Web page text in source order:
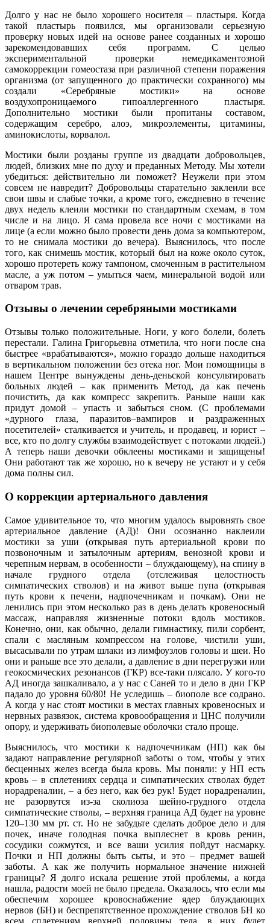
Долго у нас не было хорошего носителя – пластыря. Когда
такой пластырь появился, мы организовали серьезную
проверку новых идей на основе ранее созданных и хорошо
зарекомендовавших себя программ. С целью
экспериментальной проверки немедикаментозной
самокоррекции гомеостаза при различной степени поражения
организма (от запущенного до практически сохранного) мы
создали «Серебряные мостики» на основе
воздухопроницаемого гипоаллергенного пластыря.
Дополнительно мостики были пропитаны составом,
содержащим серебро, алоэ, микроэлементы, цитамины,
аминокислоты, корвалол.
Мостики были розданы группе из двадцати добровольцев,
людей, близких мне по духу и преданных Методу. Мы хотели
убедиться: действительно ли поможет? Неужели при этом
совсем не навредит? Добровольцы старательно заклеили все
свои швы и слабые точки, а кроме того, ежедневно в течение
двух недель клеили мостики по стандартным схемам, в том
числе и на лицо. Я сама провела все ночи с мостиками на
лице (а если можно было провести день дома за компьютером,
то не снимала мостики до вечера). Выяснилось, что после
того, как снимешь мостик, который был на коже около суток,
хорошо протереть кожу тампоном, смоченным в растительном
масле, а уж потом – умыться чаем, минеральной водой или
отваром трав.
Отзывы о лечении серебряными мостиками
Отзывы только положительные. Ноги, у кого болели, болеть
перестали. Галина Григорьевна отметила, что ноги после сна
быстрее «врабатываются», можно гораздо дольше находиться
в вертикальном положении без отека ног. Мои помощницы в
нашем Центре вынуждены день-деньской консультировать
больных людей – как применить Метод, да как печень
почистить, да как компресс закрепить. Раньше наши как
придут домой – упасть и забыться сном. (С проблемами
«дурного глаза, паразитов–вампиров и раздраженных
посетителей» сталкивается и учитель, и продавец, и юрист –
все, кто по долгу службы взаимодействует с потоками людей.)
А теперь наши девочки обклеены мостиками и защищены!
Они работают так же хорошо, но к вечеру не устают и у себя
дома полны сил.
О коррекции артериального давления
Самое удивительное то, что многим удалось выровнять свое
артериальное давление (АД)! Они осознанно наклеили
мостики за уши (открывая путь артериальной крови по
позвоночным и затылочным артериям, венозной крови и
черепным нервам, в особенности – блуждающему), на спину в
начале грудного отдела (отслеживая целостность
симпатических стволов) и на живот выше пупа (открывая
путь крови к печени, надпочечникам и почкам). Они не
ленились при этом несколько раз в день делать кровеносный
массаж, направляя жизненные потоки вдоль мостиков.
Конечно, они, как обычно, делали гимнастику, пили сорбент,
спали с масляным компрессом на голове, чистили уши,
высасывали по утрам шлаки из лимфоузлов головы и шеи. Но
они и раньше все это делали, а давление в дни перегрузки или
геокосмических резонансов (ГКР) все-таки плясало. У кого-то
АД иногда зашкаливало, а у нас с Саней то и дело в дни ГКР
падало до уровня 60/80! Не уследишь – биополе все содрано.
А когда у нас стоят мостики в местах главных кровеносных и
нервных развязок, система кровообращения и ЦНС получили
опору, и удерживать биополевые оболочки стало проще.
Выяснилось, что мостики к надпочечникам (НП) как бы
задают направление регулярной заботы о том, чтобы у этих
бесценных желез всегда была кровь. Мы поняли: у НП есть
кровь – в сплетениях сердца и симпатических стволах будет
норадреналин, – а без него, как без рук! Будет норадреналин,
не разорвутся из-за сколиоза шейно-грудного отдела
симпатические стволы, – верхняя граница АД будет на уровне
120–130 мм рт. ст. Но не забудьте сделать доброе дело и для
почек, иначе голодная почка выплеснет в кровь ренин,
сосудики сожмутся, и все ваши усилия пойдут насмарку.
Почки и НП должны быть сыты, и это – предмет вашей
заботы. А как же получить нормальное значение нижней
границы? Я долго искала решение этой проблемы, а когда
нашла, радости моей не было предела. Оказалось, что если мы
обеспечим хорошее кровоснабжение ядер блуждающих
нервов (БН) и беспрепятственное прохождение стволов БН ко
всем сплетениям верхней половины тела, в них будет